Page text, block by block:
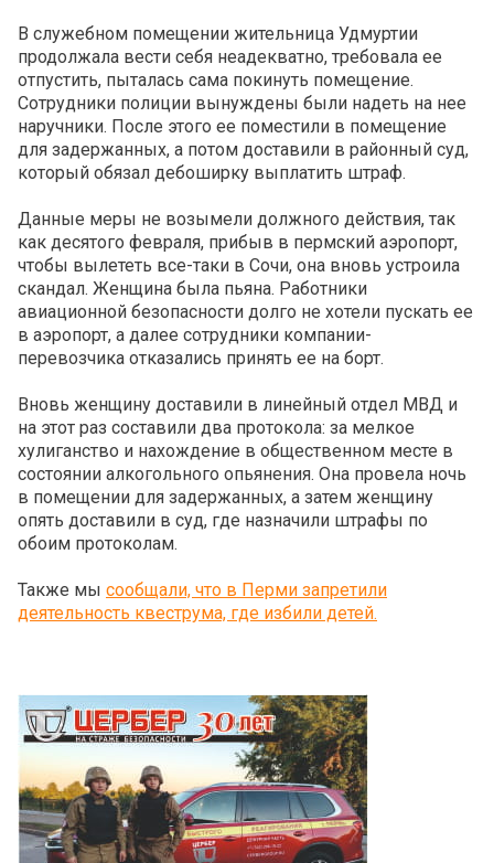
В служебном помещении жительница Удмуртии
продолжала вести себя неадекватно, требовала ее
отпустить, пыталась сама покинуть помещение.
Сотрудники полиции вынуждены были надеть на нее
наручники. После этого ее поместили в помещение
для задержанных, а потом доставили в районный суд,
который обязал дебоширку выплатить штраф.
Данные меры не возымели должного действия, так
как десятого февраля, прибыв в пермский аэропорт,
чтобы вылететь все-таки в Сочи, она вновь устроила
скандал. Женщина была пьяна. Работники
авиационной безопасности долго не хотели пускать ее
в аэропорт, а далее сотрудники компании-
перевозчика отказались принять ее на борт.
Вновь женщину доставили в линейный отдел МВД и
на этот раз составили два протокола: за мелкое
хулиганство и нахождение в общественном месте в
состоянии алкогольного опьянения. Она провела ночь
в помещении для задержанных, а затем женщину
опять доставили в суд, где назначили штрафы по
обоим протоколам.
Также мы сообщали, что в Перми запретили
деятельность квеструма, где избили детей.